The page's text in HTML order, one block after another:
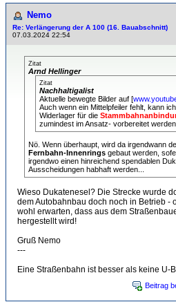
Nemo
Re: Verlängerung der A 100 (16. Bauabschnitt)
07.03.2024 22:54
Zitat
Arnd Hellinger
Zitat
Nachhaltigalist
Aktuelle bewegte Bilder auf [
Auch wenn ein Mittelpfeiler fehlt, kann
Widerlager für die
zumindest im Ansatz- vorbereitet werden.
Nö. Wenn überhaupt, wird da irgendwann
Fernbahn-Innenrings gebaut werden,
irgendwo einen hinreichend spendablen
Ausscheidungen habhaft werden...
Wieso Dukatenesel? Die Strecke wurde
dem Autobahnbau doch noch in Betrieb -
wohl erwarten, dass aus dem
hergestellt wird!
Gruß Nemo
---
Eine Straßenbahn ist besser als keine U-
Beitrag